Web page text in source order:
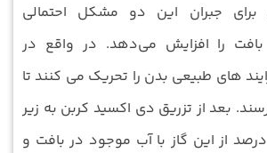
جبران این دو مشکل احتمالی
را افزایش می‌دهد. در واقع در
های طبیعی بدن را تحریک می ‌کنند تا
بعد از تزریق دی اکسید کربن به زیر
پوست، حدود ۷۰ درصد از این گاز با آب موجود در بافت و